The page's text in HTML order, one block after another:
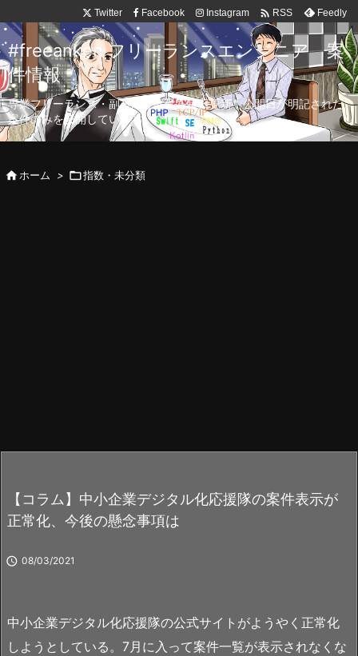
Twitter Facebook Instagram  RSS Feedly
#freeanken フリーランスエンジニア 案
件情報
専業フリーランス・副業向け案件を毎日更新！公開日が明記された
案件のみを公開しています。
ホーム > 指数・未分類
【コラム】中小企業デジタル化応援隊の案件表示が
正常化、今後の懸念事項は
 08/03/2021
中小企業デジタル化応援隊の公式サイトがようやく正常化
しようとしている。7月に入って案件一覧が表示されなくな